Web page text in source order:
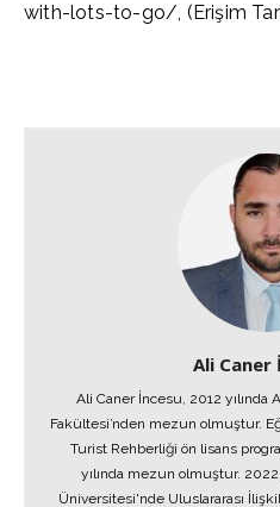
with-lots-to-go/, (Erişim
Ali Caner
Ali Caner İncesu, 2012
Fakültesi’nden mezun olmuştur.
Turist Rehberliği ön lisans
yılında mezun olmuştur. 2022
Üniversitesi'nde Uluslararası